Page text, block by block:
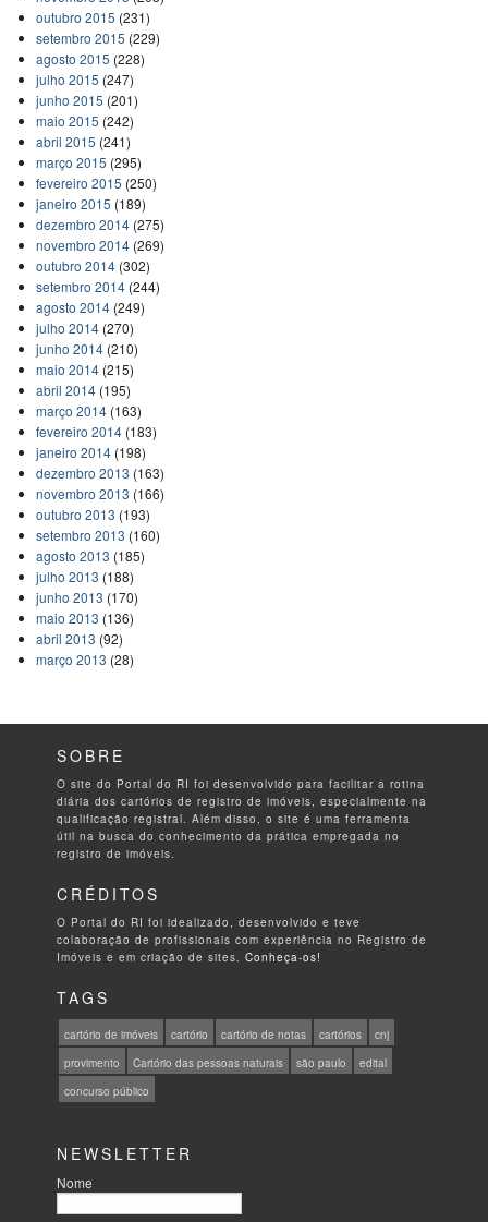
outubro 2015 (231)
setembro 2015 (229)
agosto 2015 (228)
julho 2015 (247)
junho 2015 (201)
maio 2015 (242)
abril 2015 (241)
março 2015 (295)
fevereiro 2015 (250)
janeiro 2015 (189)
dezembro 2014(275)
novembro 2014(269)
outubro 2014(302)
setembro 2014(244)
agosto 2014(249)
julho 2014(270)
junho 2014(210)
maio 2014(215)
abril 2014(195)
março 2014(163)
fevereiro 2014(183)
janeiro 2014(198)
dezembro 2013 (163)
novembro 2013 (166)
outubro 2013 (193)
setembro 2013 (160)
agosto 2013 (185)
julho 2013 (188)
junho 2013 (170)
maio 2013 (136)
abril 2013 (92)
março 2013 (28)
SOBRE
O site do Portal do RI foi desenvolvido para facilitar a rotina
diária dos cartórios de registro de imóveis, especialmente na
qualificação registral. Além disso, o site é uma ferramenta
útil na busca do conhecimento da prática empregada no
registro de imóveis.
CRÉDITOS
O Portal do RI foi idealizado, desenvolvido e teve
colaboração de profissionais com experiência no Registro de
Imóveis e em criação de sites.Conheça-os!
TAGS
cartório de imóveis cartório cartório de notas cartórios
cnj
provimento
Cartório das pessoas naturais são paulo
edital
concurso público
NEWSLETTER
Nome